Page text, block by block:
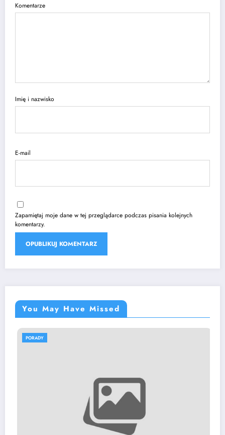
Komentarze
Imię i nazwisko
E-mail
Zapamiętaj moje dane w tej przeglądarce podczas pisania kolejnych
komentarzy.
You May Have Missed